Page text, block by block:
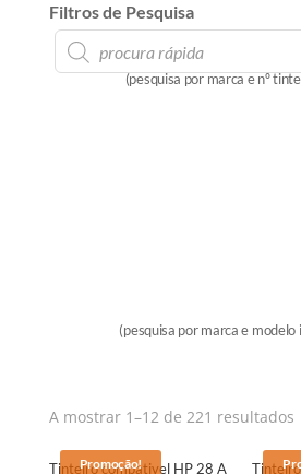
Filtros de Pesquisa
Products
search
(pesquisa por marca e nº
(pesquisa por marca e modelo
A mostrar 1–12 de 221 resultados
Promoção!
Tinteiro compativel HP 28 A